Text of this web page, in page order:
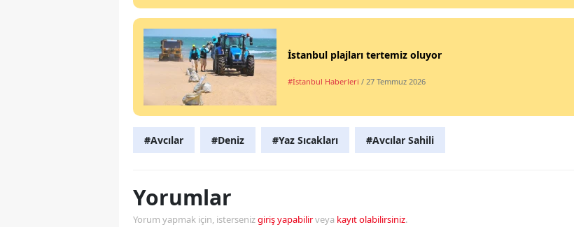
İstanbul plajları tertemiz oluyor
#İstanbul Haberleri / 27 Temmuz 2026
#Avcılar #Deniz #Yaz Sıcakları #Avcılar Sahili
Yorumlar
Yorum yapmak için, istersenizgiriş yapabilirveya kayıt olabilirsiniz.